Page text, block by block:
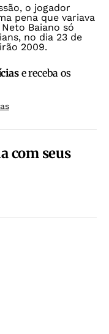
o jogador
pena que variava
Baiano só
no dia 23 de
2009.
e receba os
com seus